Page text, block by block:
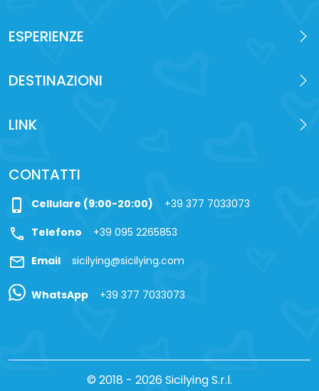
ESPERIENZE
DESTINAZIONI
LINK
CONTATTI
phone_iphone Cellulare (9:00-20:00) +39 377 7033073
call Telefono +39 095 2265853
mail Email sicilying@sicilying.com
WhatsApp +39 377 7033073
© 2018 - 2026 Sicilying S.r.l.